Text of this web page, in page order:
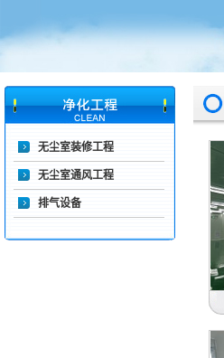
无尘室装修工程
无尘室通风工程
排气设备